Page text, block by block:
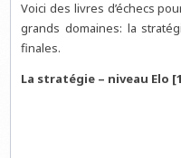
Voici des livres d’échecs
grands domaines: la
finales.
La stratégie – niveau Elo